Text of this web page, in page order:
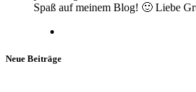
Spaß auf meinem Blog! 🙂 Liebe
Neue Beiträge